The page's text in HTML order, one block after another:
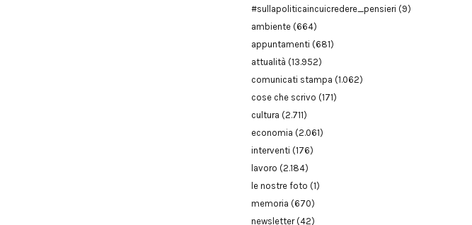
#sullapoliticaincuicredere_pensieri (9)
ambiente (664)
appuntamenti (681)
attualità (13.952)
comunicati stampa (1.062)
cose che scrivo (171)
cultura (2.711)
economia (2.061)
interventi (176)
lavoro (2.184)
le nostre foto (1)
memoria (670)
newsletter(42)